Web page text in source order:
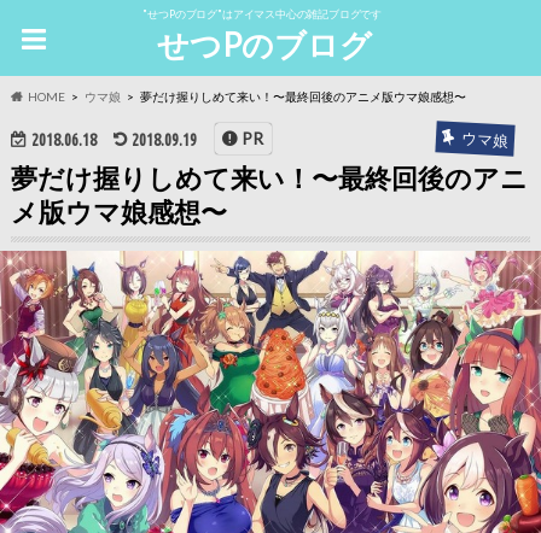
"せつPのブログ"はアイマス中心の雑記ブログです
せつPのブログ
HOME ウマ娘 夢だけ握りしめて来い！〜最終回後のアニメ版ウマ娘感想〜
2018.06.18 2018.09.19 ウマ娘
PR
夢だけ握りしめて来い！〜最終回後のアニ
メ版ウマ娘感想〜